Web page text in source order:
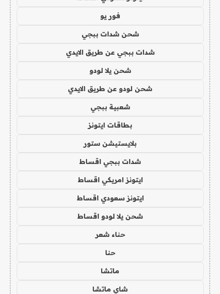
فور يو
شحن شدات ببجي
شدات ببجي عن طريق الايدي
شحن يلا لودو
شحن لودو عن طريق الايدي
شعبية ببجي
بطاقات ايتونز
بلايستيشن ستور
شدات ببجي اقساط
ايتونز امريكي اقساط
ايتونز سعودي اقساط
شحن يلا لودو اقساط
حناء شعر
حنا
ماتشا
شاي ماتشا